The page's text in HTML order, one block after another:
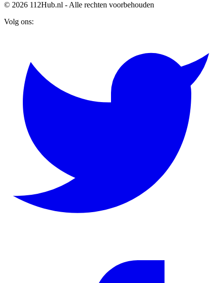
© 2026 112Hub.nl - Alle rechten voorbehouden
Volg ons: